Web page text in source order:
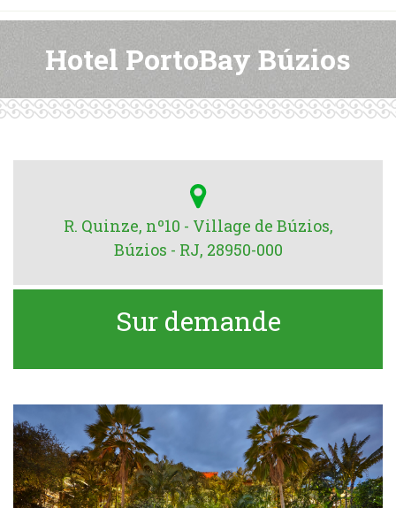
Hotel PortoBay Búzios
R. Quinze, nº10 - Village de Búzios,
Búzios - RJ, 28950-000
Sur demande